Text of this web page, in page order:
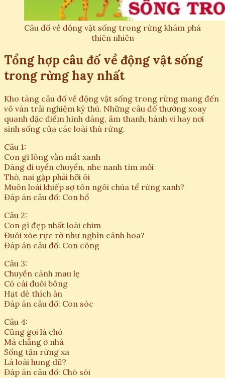
Câu đố về động vật sống trong rừng khám phá
thiên nhiên
Tổng hợp câu đố về động vật sống
trong rừng hay nhất
Kho tàng câu đố về động vật sống trong rừng mang đến
vô vàn trải nghiệm kỳ thú. Những câu đố thường xoay
quanh đặc điểm hình dáng, âm thanh, hành vi hay nơi
sinh sống của các loài thú rừng.
Câu 1:
Con gì lông vằn mắt xanh
Dáng đi uyển chuyển, nhe nanh tìm mồi
Thỏ, nai gặp phải hỡi ôi
Muôn loài khiếp sợ tôn ngôi chúa tể rừng xanh?
Đáp án câu đố: Con hổ
Câu 2:
Con gì đẹp nhất loài chim
Đuôi xòe rực rỡ như nghìn cánh hoa?
Đáp án câu đố: Con công
Câu 3:
Chuyền cành mau lẹ
Có cái đuôi bông
Hạt dẻ thích ăn
Đáp án câu đố: Con sóc
Câu 4:
Cũng gọi là chó
Mà chẳng ở nhà
Sống tận rừng xa
Là loài hung dữ?
Đáp án câu đố: Chó sói